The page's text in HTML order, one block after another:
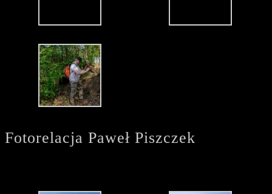
Fotorelacja Paweł Piszczek